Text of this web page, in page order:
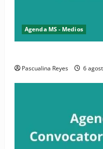
Agenda MS - Medios
Pascualina Reyes 6